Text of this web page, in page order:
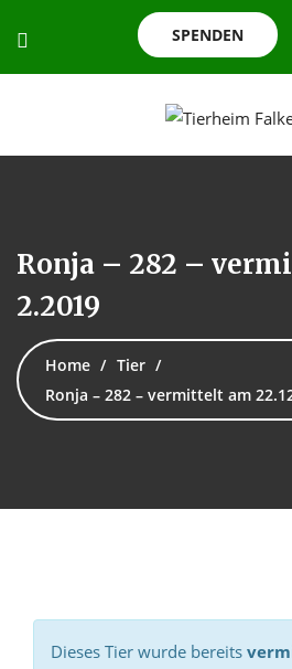
SPENDEN
Ronja – 282 –
2.2019
Home
Tier
Ronja – 282 – vermittelt am
Dieses Tier wurde bereits